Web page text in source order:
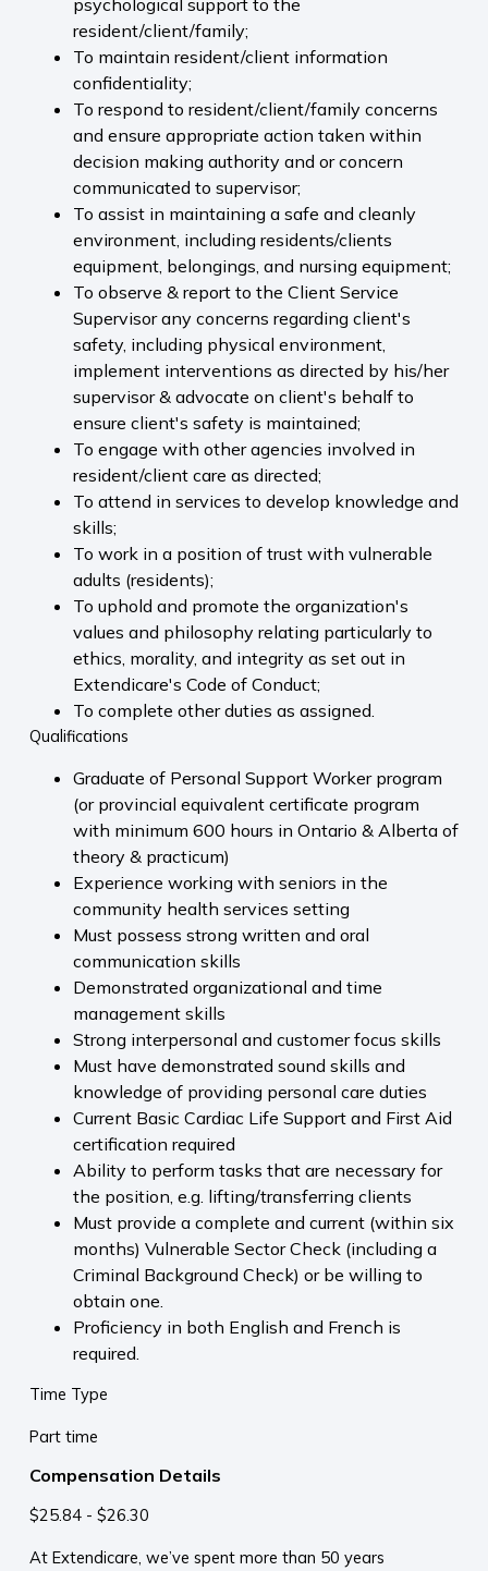
resident/client/family;
To maintain resident/client information
confidentiality;
To respond to resident/client/family concerns
and ensure appropriate action taken within
decision making authority and or concern
communicated to supervisor;
To assist in maintaining a safe and cleanly
environment, including residents/clients
equipment, belongings, and nursing equipment;
To observe & report to the Client Service
Supervisor any concerns regarding client's
safety, including physical environment,
implement interventions as directed by his/her
supervisor & advocate on client's behalf to
ensure client's safety is maintained;
To engage with other agencies involved in
resident/client care as directed;
To attend in services to develop knowledge and
skills;
To work in a position of trust with vulnerable
adults (residents);
To uphold and promote the organization's
values and philosophy relating particularly to
ethics, morality, and integrity as set out in
Extendicare's Code of Conduct;
To complete other duties as assigned.
Qualifications
Graduate of Personal Support Worker program
(or provincial equivalent certificate program
with minimum 600 hours in Ontario & Alberta of
theory & practicum)
Experience working with seniors in the
community health services setting
Must possess strong written and oral
communication skills
Demonstrated organizational and time
management skills
Strong interpersonal and customer focus skills
Must have demonstrated sound skills and
knowledge of providing personal care duties
Current Basic Cardiac Life Support and First Aid
certification required
Ability to perform tasks that are necessary for
the position, e.g. lifting/transferring clients
Must provide a complete and current (within six
months) Vulnerable Sector Check (including a
Criminal Background Check) or be willing to
obtain one.
Proficiency in both English and French is
required.
Time Type
Part time
Compensation Details
$25.84 - $26.30
At Extendicare, we’ve spent more than 50 years